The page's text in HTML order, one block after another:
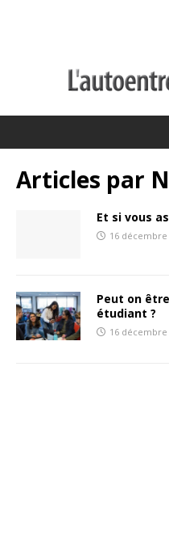
Articles par
Et si vous
16 décembre
Peut on
étudiant ?
16 décembre